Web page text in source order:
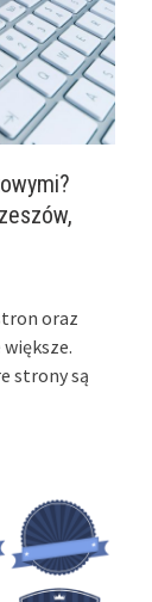
oraz
strony są